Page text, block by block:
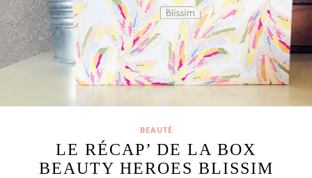
BEAUTÉ
LE RÉCAP’ DE LA BOX
BEAUTY HEROES BLISSIM